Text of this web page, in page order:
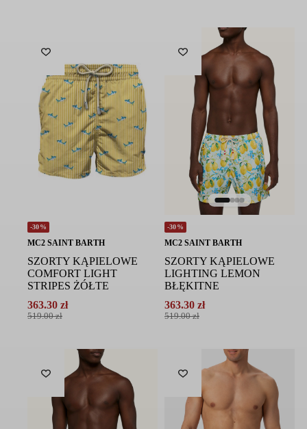
-30%
MC2 SAINT BARTH
SZORTY KĄPIELOWE
COMFORT LIGHT
STRIPES ŻÓŁTE
519.00zł
Pierwotna
363.30 zł
Aktualna
-30%
MC2 SAINT BARTH
SZORTY KĄPIELOWE
LIGHTING LEMON
BŁĘKITNE
519.00zł
Pierwotna
363.30zł
Aktualna